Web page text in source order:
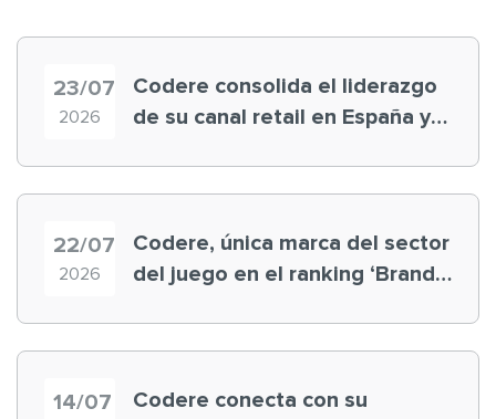
23/07
2026
Codere consolida el liderazgo
de su canal retail en España y
22/07
2026
Codere, única marca del sector
del juego en el ranking ‘Brand
14/07
Codere conecta con su